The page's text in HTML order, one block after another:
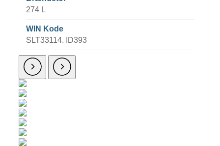
274 L
WIN Kode
SLT33114. ID393